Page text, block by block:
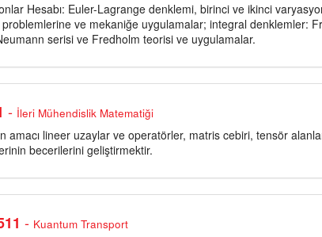
Hesabı: Euler-Lagrange denklemi, birinci ve ikinci
problemlerine ve mekaniğe uygulamalar; integral denklemler:
serisi ve Fredholm teorisi ve uygulamalar.
- İleri Mühendislik Matematiği
amacı lineer uzaylar ve operatörler, matris cebiri, tensör
becerilerini geliştirmektir.
- Kuantum Transport